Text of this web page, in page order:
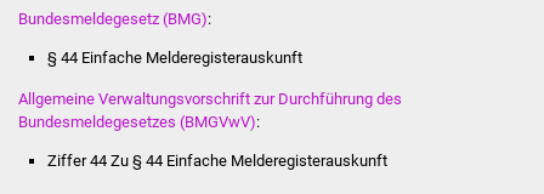
Abfall und Entsorgung
Kultur & Freizeit
Bundesmeldegesetz (BMG):
§ 44 Einfache Melderegisterauskunft
Allgemeine Verwaltungsvorschrift zur Durchführung des
Bundesmeldegesetzes (BMGVwV):
Ziffer 44 Zu § 44 Einfache Melderegisterauskunft